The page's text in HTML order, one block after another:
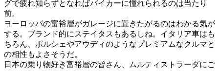
グで疲れ知らずとなればバイカーに憧れられるのは当たり
前。
ヨーロッパの富裕層がガレージに置きたがるのはわかる気が
する。ブランド的にステイタスもあるしね。イタリア車はも
ちろん、ポルシェやアウディのようなプレミアムなクルマと
の相性もよさそうだ。
日本の乗り物好き富裕層の皆さん、ムルティストラーダにご